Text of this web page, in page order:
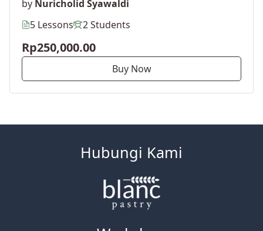
by Nuricholid Syawaldi
5 Lessons
2 Students
Rp250,000.00
Buy Now
Hubungi Kami